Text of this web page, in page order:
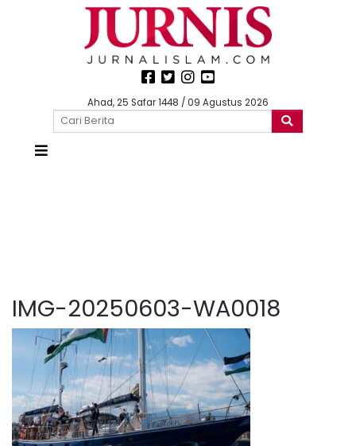
Ahad, 25 Safar 1448 / 09 Agustus 2026
IMG-20250603-WA0018